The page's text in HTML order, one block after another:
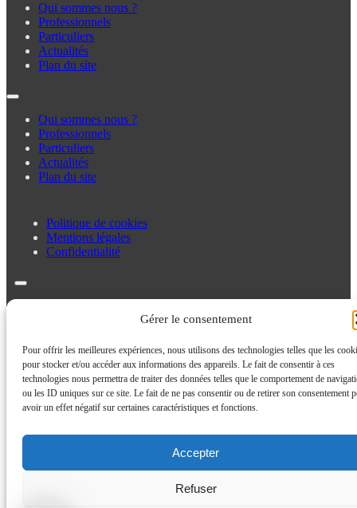
Gérer le consentement
Pour offrir les meilleures expériences, nous utilisons des technologies telles que les
pour stocker et/ou accéder aux informations des appareils. Le fait de consentir à ces
technologies nous permettra de traiter des données telles que le comportement de
ou les ID uniques sur ce site. Le fait de ne pas consentir ou de retirer son consentement
avoir un effet négatif sur certaines caractéristiques et fonctions.
Accepter
Refuser
Qui sommes nous ?
Professionnels
Particuliers
Actualités
Plan du site
Qui sommes nous ?
Professionnels
Particuliers
Actualités
Plan du site
Politique de cookies
Mentions légales
Confidentialité